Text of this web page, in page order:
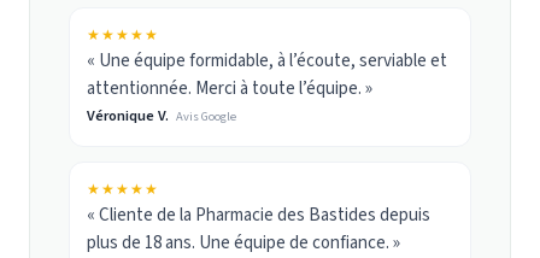
★★★★★
« Une équipe formidable, à l’écoute, serviable et
attentionnée. Merci à toute l’équipe. »
Véronique V. Avis Google
★★★★★
« Cliente de la Pharmacie des Bastides depuis
plus de 18 ans. Une équipe de confiance. »